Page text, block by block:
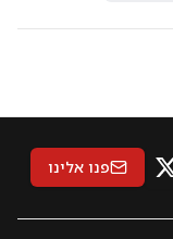
X פנו אלינו